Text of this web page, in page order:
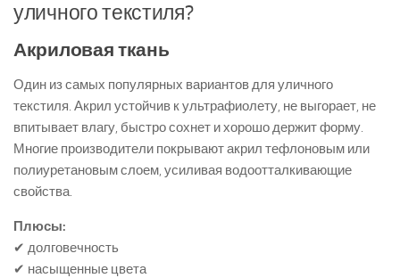
уличного текстиля?
Акриловая ткань
Один из самых популярных вариантов для уличного
текстиля. Акрил устойчив к ультрафиолету, не выгорает, не
впитывает влагу, быстро сохнет и хорошо держит форму.
Многие производители покрывают акрил тефлоновым или
полиуретановым слоем, усиливая водоотталкивающие
свойства.
Плюсы:
✔ долговечность
✔ насыщенные цвета